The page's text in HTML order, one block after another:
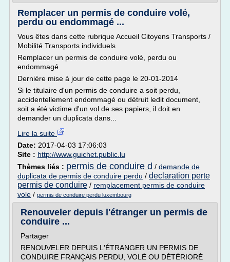
Remplacer un permis de conduire volé,
perdu ou endommagé ...
Vous êtes dans cette rubrique Accueil Citoyens Transports /
Mobilité Transports individuels
Remplacer un permis de conduire volé, perdu ou
endommagé
Dernière mise à jour de cette page le 20-01-2014
Si le titulaire d'un permis de conduire a soit perdu,
accidentellement endommagé ou détruit ledit document,
soit a été victime d'un vol de ses papiers, il doit en
demander un duplicata dans...
Lire la suite
Date: 2017-04-03 17:06:03
Site : http://www.guichet.public.lu
Thèmes liés : permis de conduire d / demande de
duplicata de permis de conduire perdu / declaration perte
permis de conduire / remplacement permis de conduire
vole / permis de conduire perdu luxembourg
Renouveler depuis l'étranger un permis de
conduire ...
Partager
RENOUVELER DEPUIS L'ÉTRANGER UN PERMIS DE
CONDUIRE FRANÇAIS PERDU, VOLÉ OU DÉTÉRIORÉ